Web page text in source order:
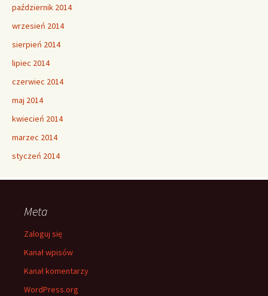
październik 2014
wrzesień 2014
sierpień 2014
lipiec 2014
czerwiec 2014
maj 2014
kwiecień 2014
marzec 2014
styczeń 2014
Meta
Zaloguj się
Kanał wpisów
Kanał komentarzy
WordPress.org